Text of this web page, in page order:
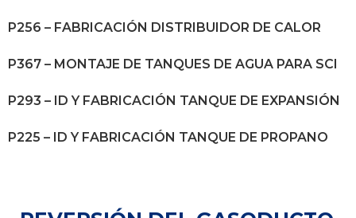
P256 – FABRICACIÓN DISTRIBUIDOR DE CALOR
P367 – MONTAJE DE TANQUES DE AGUA PARA SCI
P293 – ID Y FABRICACIÓN TANQUE DE EXPANSIÓN
P225 – ID Y FABRICACIÓN TANQUE DE PROPANO